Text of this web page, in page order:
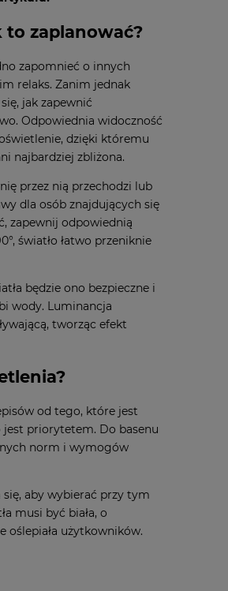
to zaplanować?
zapomnieć o innych
relaks. Zanim jednak
jak zapewnić
Odpowiednia widoczność
dzięki któremu
najbardziej zbliżona.
przez nią przechodzi lub
dla osób znajdujących się
zapewnij odpowiednią
światło łatwo przeniknie
będzie ono bezpieczne i
wody. Luminancja
tworząc efekt
od tego, które jest
jest priorytetem. Do basenu
norm i wymogów
aby wybierać przy tym
musi być biała, o
oślepiała użytkowników.